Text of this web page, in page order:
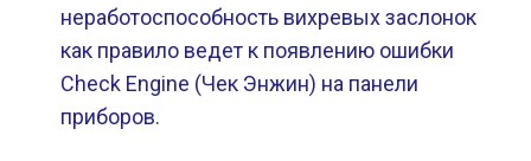
неработоспособность вихревых заслонок
как правило ведет к появлению ошибки
Check Engine (Чек Энжин) на панели
приборов.